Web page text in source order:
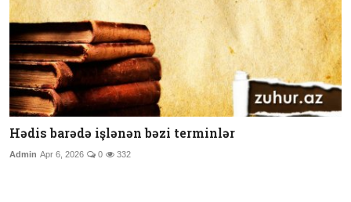
Hədis barədə işlənən bəzi terminlər
Admin Apr 6, 2026 0 332